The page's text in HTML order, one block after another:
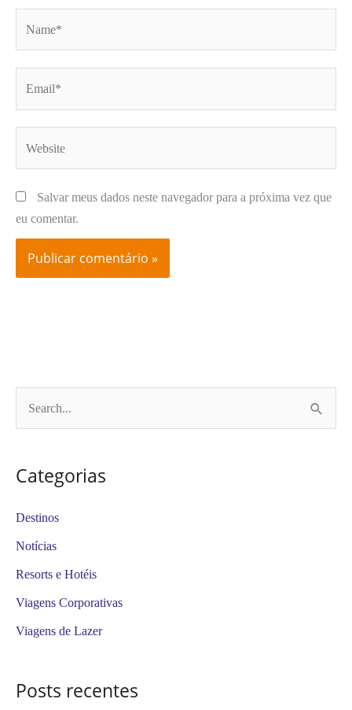
Salvar meus dados neste navegador para a próxima vez que
eu comentar.
q
u
i
p
r
Categorias
Destinos
Notícias
Resorts e Hotéis
Viagens Corporativas
Viagens de Lazer
Posts recentes